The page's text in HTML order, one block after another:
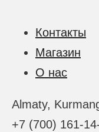
Контакты
Магазин
О нас
Almaty,
+7 (700) 161-